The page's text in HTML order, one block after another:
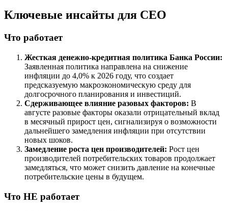
Ключевые инсайты для СЕО
Что работает
Жесткая денежно-кредитная политика Банка России:
Заявленная политика направлена на снижение
инфляции до 4,0% к 2026 году, что создает
предсказуемую макроэкономическую среду для
долгосрочного планирования и инвестиций.
Сдерживающее влияние разовых факторов: В
августе разовые факторы оказали отрицательный вклад
в месячный прирост цен, сигнализируя о возможности
дальнейшего замедления инфляции при отсутствии
новых шоков.
Замедление роста цен производителей: Рост цен
производителей потребительских товаров продолжает
замедляться, что может снизить давление на конечные
потребительские цены в будущем.
Что НЕ работает